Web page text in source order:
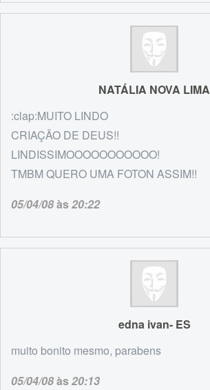
NATÁLIA NOVA LIMA
:clap:MUITO LINDO
CRIAÇÃO DE DEUS!!
LINDISSIMOOOOOOOOOOO!
TMBM QUERO UMA FOTON ASSIM!!
05/04/08às20:22
edna ivan- ES
muito bonito mesmo, parabens
05/04/08às20:13